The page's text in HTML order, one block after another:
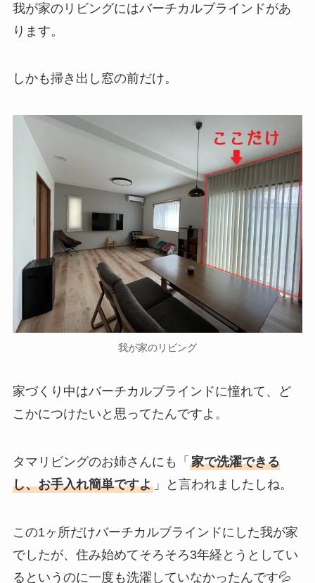
我が家のリビングにはバーチカルブラインドがあ
ります。
しかも掃き出し窓の前だけ。
我が家のリビング
家づくり中はバーチカルブラインドに憧れて、ど
こかにつけたいと思ってたんですよ。
タマリビングのお姉さんにも「 家で洗濯できる
し、お手入れ簡単ですよ」と言われましたしね。
この1ヶ所だけバーチカルブラインドにした我が家
でしたが、住み始めてそろそろ3年経とうとしてい
るというのに一度も洗濯していなかったんです💦